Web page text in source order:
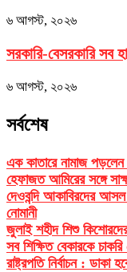
৬ আগস্ট, ২০২৬
সরকারি-বেসরকারি সব
৬ আগস্ট, ২০২৬
সর্বশেষ
এক কাতারে নামাজ পড়লেন
হেফাজত আমিরের সঙ্গে
দেওবন্দি আকাবিরদের
নোমানী
জুলাই শহীদ শিশু
সব শিক্ষিত বেকারকে
রাষ্ট্রপতি নির্বাচন : ডাকা